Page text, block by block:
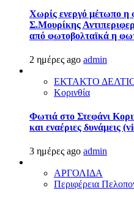
Χωρίς ενεργό μέτωπο η
Σ.Μουρίκης
από φωτοβολταϊκά η
2 ημέρες ago admin
ΕΚΤΑΚΤΟ
Κορινθία
Φωτιά στο Στεφάνι
και εναέριες δυνάμεις
3 ημέρες ago admin
ΑΡΓΟΛΙΔΑ
Περιφέρεια